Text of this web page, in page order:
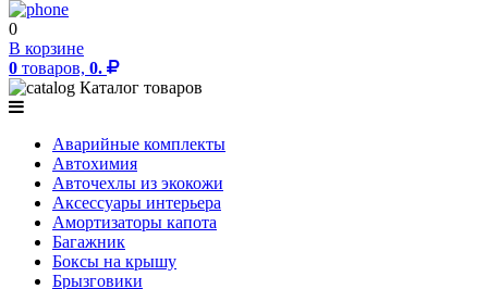
0
В корзине
0 товаров, 0.
Каталог товаров
Аварийные комплекты
Автохимия
Авточехлы из экокожи
Аксессуары интерьера
Амортизаторы капота
Багажник
Боксы на крышу
Брызговики